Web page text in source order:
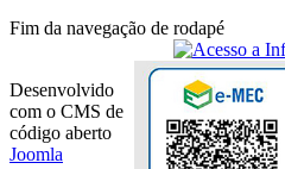
Fim da navegação de rodapé
Desenvolvido
com o CMS de
código aberto
Joomla